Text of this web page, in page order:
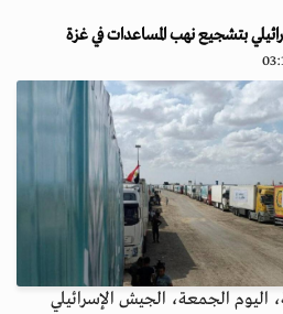
بتشجيع نهب المساعدات في غزة
اليوم الجمعة، الجيش الإسرائيلي